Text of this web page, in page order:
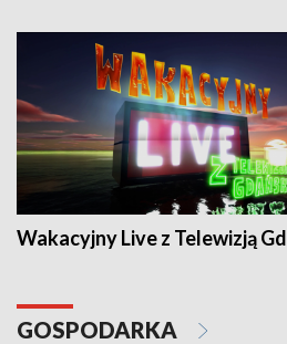
Wakacyjny Live z Telewizją
GOSPODARKA